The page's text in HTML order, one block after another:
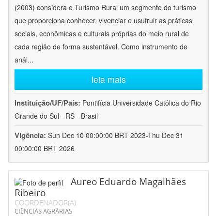
(2003) considera o Turismo Rural um segmento do turismo
que proporciona conhecer, vivenciar e usufruir as práticas
sociais, econômicas e culturais próprias do meio rural de
cada região de forma sustentável. Como instrumento de
anál...
leia mais
Instituição/UF/País: Pontifícia Universidade Católica do Rio
Grande do Sul - RS - Brasil
Vigência: Sun Dec 10 00:00:00 BRT 2023-Thu Dec 31
00:00:00 BRT 2026
Aureo Eduardo Magalhães
Ribeiro
COORDENADOR(A)
CIÊNCIAS AGRÁRIAS